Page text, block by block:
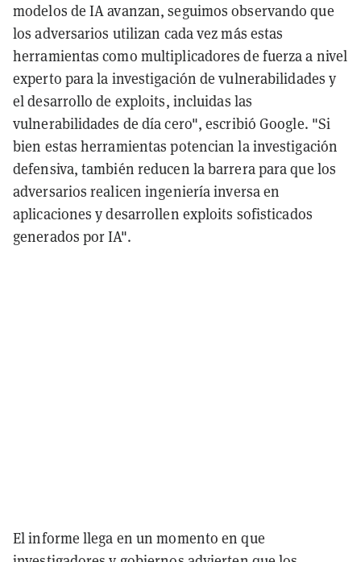
modelos de IA avanzan, seguimos observando que
los adversarios utilizan cada vez más estas
herramientas como multiplicadores de fuerza a nivel
experto para la investigación de vulnerabilidades y
el desarrollo de exploits, incluidas las
vulnerabilidades de día cero", escribió Google. "Si
bien estas herramientas potencian la investigación
defensiva, también reducen la barrera para que los
adversarios realicen ingeniería inversa en
aplicaciones y desarrollen exploits sofisticados
generados por IA".
El informe llega en un momento en que